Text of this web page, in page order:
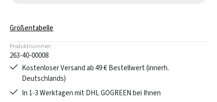
Größentabelle
Produktnummer:
263-40-00008
Kostenloser Versand ab 49 € Bestellwert (innerh.
Deutschlands)
In 1-3 Werktagen mit DHL GOGREEN bei Ihnen